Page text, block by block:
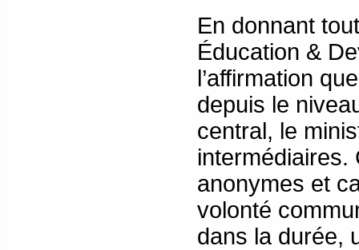
En donnant
Éducation &
l’affirmation
depuis le
central, le
intermédiaires.
anonymes et
volonté
dans la durée,